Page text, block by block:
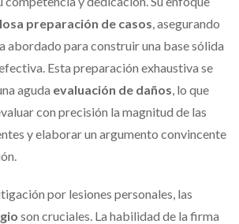
preparación de casos , asegurando
abordado para construir una base sólida
Esta preparación exhaustiva se
aguda evaluación de daños , lo que
con precisión la magnitud de las
y elaborar un argumento convincente
por lesiones personales, las
son cruciales. La habilidad de la firma